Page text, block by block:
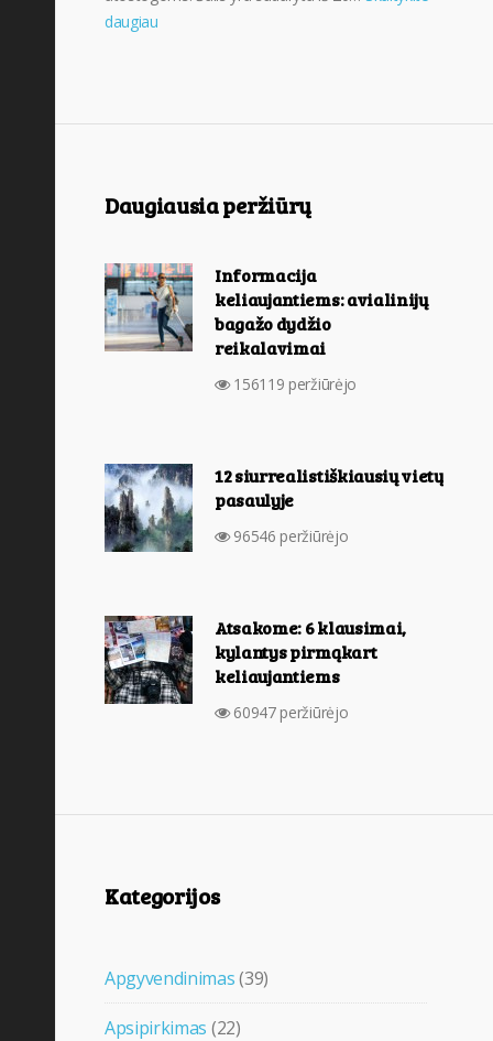
daugiau
Daugiausia peržiūrų
Informacija
keliaujantiems: avialinijų
bagažo dydžio
reikalavimai
156119 peržiūrėjo
12 siurrealistiškiausių vietų
pasaulyje
96546 peržiūrėjo
Atsakome: 6 klausimai,
kylantys pirmąkart
keliaujantiems
60947 peržiūrėjo
Kategorijos
Apgyvendinimas(39)
Apsipirkimas (22)